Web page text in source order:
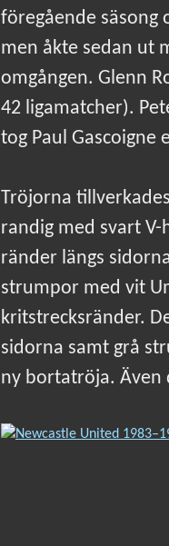
föregående säsong
men åkte sedan ut
omgången. Glenn
42 ligamatcher).
tog Paul Gascoigne
Tröjorna
randig med svart
ränder längs
strumpor med vit
kritstrecksränder.
sidorna samt grå
ny bortatröja. Även